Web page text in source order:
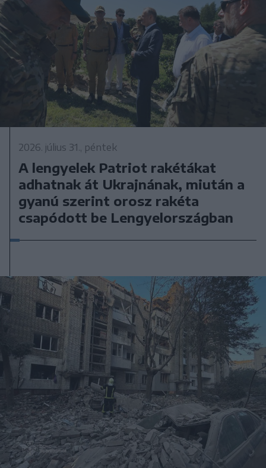
2026. július 31., péntek
A lengyelek Patriot rakétákat
adhatnak át Ukrajnának, miután a
gyanú szerint orosz rakéta
csapódott be Lengyelországban